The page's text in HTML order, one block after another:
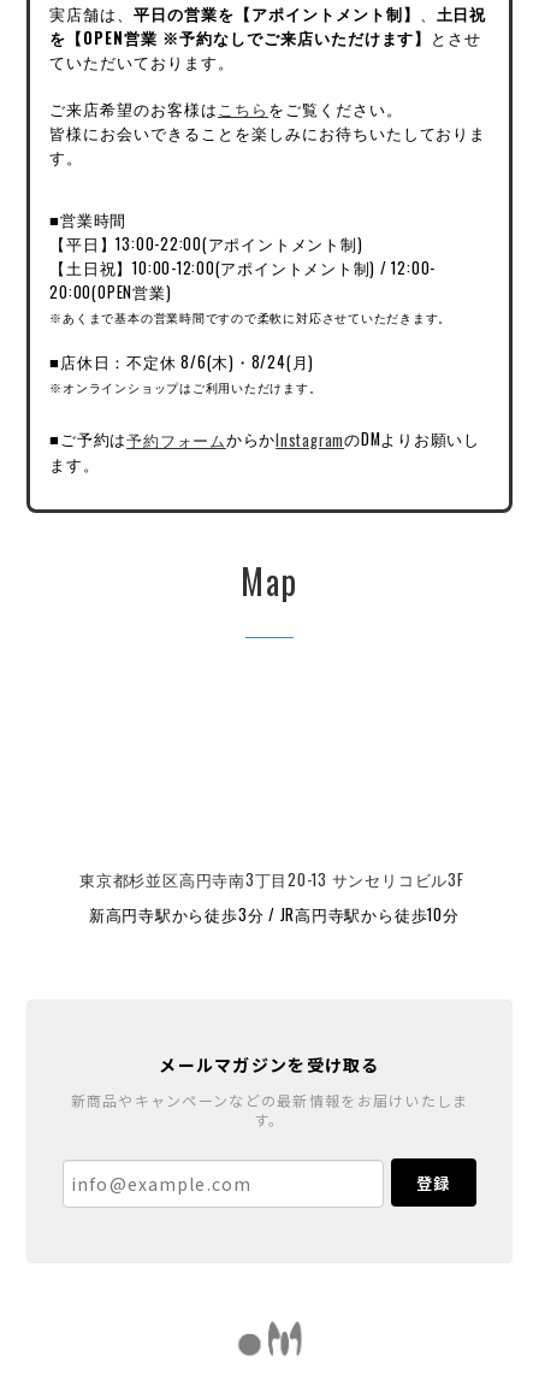
実店舗は、平日の営業を【アポイントメント制】 、 土日祝
を【OPEN営業 ※予約なしでご来店いただけます】 とさせ
ていただいております。
ご来店希望のお客様はこちら をご覧ください。
皆様にお会いできることを楽しみにお待ちいたしておりま
す。
■営業時間
【平日】13:00-22:00(アポイントメント制)
【土日祝】10:00-12:00(アポイントメント制) / 12:00-
20:00(OPEN営業)
※あくまで基本の営業時間ですので柔軟に対応させていただきます。
■店休日：不定休 8/6(木)・8/24(月)
※オンラインショップはご利用いただけます。
■ご予約は予約フォームからかInstagramのDMよりお願いし
ます。
Map
東京都杉並区高円寺南3丁目20-13 サンセリコビル3F
新高円寺駅から徒歩3分 / JR高円寺駅から徒歩10分
メールマガジンを受け取る
新商品やキャンペーンなどの最新情報をお届けいたしま
す。
登録